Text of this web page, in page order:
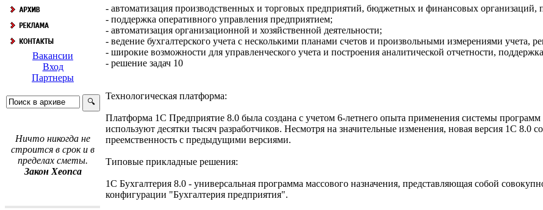
Вакансии
Вход
Партнеры
Ничто никогда не
строится в срок и в
пределах сметы.
Закон Хеопса
- автоматизация производственных и торговых предприятий, бюджетных и финансовых организаций,
- поддержка оперативного управления предприятием;
- автоматизация организационной и хозяйственной деятельности;
- ведение бухгалтерского учета с несколькими планами счетов и произвольными измерениями учета,
- широкие возможности для управленческого учета и построения аналитической отчетности,
- решение задач 10
Технологическая платформа:
Платформа 1C Предприятие 8.0 была создана с учетом 6-летнего опыта применения системы
используют десятки тысяч разработчиков. Несмотря на значительные изменения, новая версия 1C 8.0
преемственность с предыдущими версиями.
Типовые прикладные решения:
1С Бухгалтерия 8.0 - универсальная программа массового назначения, представляющая собой
конфигурации "Бухгалтерия предприятия".